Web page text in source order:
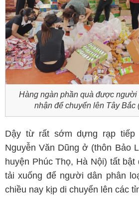
Hàng ngàn phần quà được người
nhận để chuyển lên Tây Bắc
Dậy từ rất sớm dựng rạp tiếp
Nguyễn Văn Dũng ở (thôn Bảo
huyện Phúc Thọ, Hà Nội) tất
tải xuống để người dân phân
chiều nay kịp di chuyển lên các